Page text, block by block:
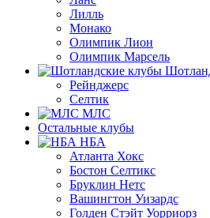
Лилль
Монако
Олимпик Лион
Олимпик Марсель
Рейнджерс
Селтик
МЛС
Остальные клубы
НБА
Атланта Хокс
Бостон Селтикс
Бруклин Нетс
Вашингтон Уизардс
Голден Стэйт Уорриорз